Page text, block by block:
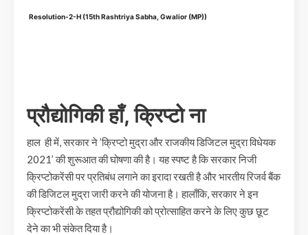
Resolution-2-H (15th Rashtriya Sabha, Gwalior (MP))
प्रौद्योगिकी हाँ, क्रिप्टो ना
हाल ही में, सरकार ने ’क्रिप्टो मुद्रा और राजकीय डिजिटल मुद्रा विधेयक
2021’ की शुरूआत की घोषणा की है। यह स्पष्ट है कि सरकार निजी
क्रिप्टोकरेंसी पर प्रतिबंध लगाने का इरादा रखती है और भारतीय रिजर्व बैंक
की डिजिटल मुद्रा जारी करने की योजना है। हालाँकि, सरकार ने इन
क्रिप्टोकरेंसी के तहत प्रौद्योगिकी को प्रोत्साहित करने के लिए कुछ छूट
देने का भी संकेत दिया है।